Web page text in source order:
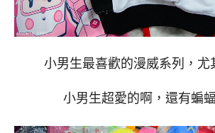
小男生最喜歡的漫威系列，尤
小男生超愛的啊，還有蝙